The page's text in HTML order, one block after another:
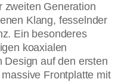
zweiten Generation
Klang, fesselnder
Ein besonderes
koaxialen
Design auf den ersten
Frontplatte mit